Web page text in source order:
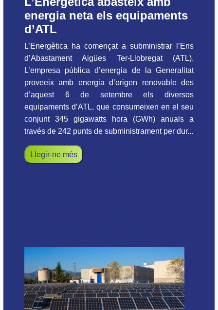
energia neta els equipaments
d’ATL
L’Energètica ha començat a subministrar l’Ens
d’Abastament Aigües Ter-Llobregat (ATL).
L’empresa pública d’energia de la Generalitat
proveeix amb energia d’origen renovable des
d’aquest 6 de setembre els diversos
equipaments d’ATL, que consumeixen en el seu
conjunt 345 gigawatts hora (GWh) anuals a
través de 242 punts de subministrament per dur...
Llegir-ne més